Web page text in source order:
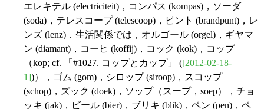
エレキテル (electriciteit)，コンパス (kompas)，ソーダ
(soda)，テレスコープ (telescoop)，ピント (brandpunt)，レ
ンズ (lenz)．生活関係では，オルゴール (orgel)，ギヤマ
ン (diamant)，コーヒ (koffij)，コック (kok)，コップ
（kop; cf. 「#1027. コップとカップ」 ([2012-02-18-
1])），ゴム (gom)，シロップ (siroop)，スコップ
(schop)，ズック (doek)，ソップ（スープ，soep），チョ
ッキ (jak)，ビール (bier)，ブリキ (blik)，ペン (pen)，ペ